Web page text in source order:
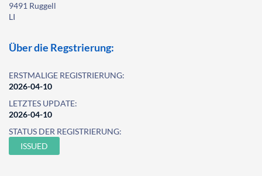
9491 Ruggell
LI
Über die Regstrierung:
ERSTMALIGE REGISTRIERUNG:
2026-04-10
LETZTES UPDATE:
2026-04-10
STATUS DER REGISTRIERUNG:
ISSUED